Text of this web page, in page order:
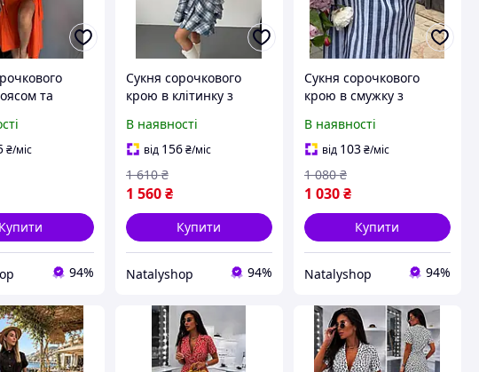
та
42-44)
₴/міс
Купити
94%
Сукня сорочкового
крою в клітинку з
спідницею з котону
(джинс, 42-46)
В наявності
від 156 ₴/міс
1 560 ₴
1 610 ₴
Купити
Natalyshop 94%
Сукня сорочкового
крою в смужку з
(Блакитна смужка, 42-
46)
В наявності
від 103₴/міс
1 030₴
1 080 ₴
Купити
Natalyshop 94%